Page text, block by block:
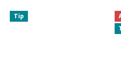
Tip